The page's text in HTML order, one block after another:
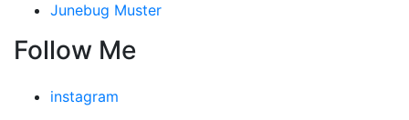
Junebug Muster
Follow Me
instagram